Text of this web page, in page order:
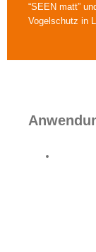
“SEEN matt”
Vogelschutz in